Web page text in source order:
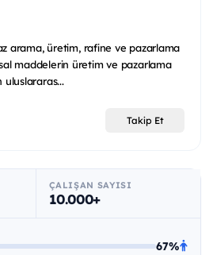
arama, üretim, rafine ve pazarlama
maddelerin üretim ve pazarlama
uluslararas...
Takip Et
ÇALIŞAN SAYISI
10.000+
67%